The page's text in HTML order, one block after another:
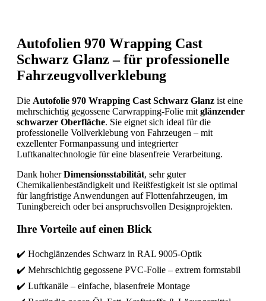
Autofolien 970 Wrapping Cast
Schwarz Glanz – für professionelle
Fahrzeugvollverklebung
Die Autofolie 970 Wrapping Cast Schwarz Glanz ist eine
mehrschichtig gegossene Carwrapping-Folie mit glänzender
schwarzer Oberfläche. Sie eignet sich ideal für die
professionelle Vollverklebung von Fahrzeugen – mit
exzellenter Formanpassung und integrierter
Luftkanaltechnologie für eine blasenfreie Verarbeitung.
Dank hoherDimensionsstabilität, sehr guter
Chemikalienbeständigkeit und Reißfestigkeit ist sie optimal
für langfristige Anwendungen auf Flottenfahrzeugen, im
Tuningbereich oder bei anspruchsvollen Designprojekten.
Ihre Vorteile auf einen Blick
✔️ Hochglänzendes Schwarz in RAL 9005-Optik
✔️ Mehrschichtig gegossene PVC-Folie – extrem formstabil
✔️ Luftkanäle – einfache, blasenfreie Montage